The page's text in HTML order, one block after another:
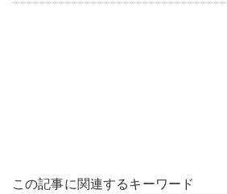
この記事に関連するキーワード